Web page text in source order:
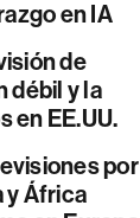
en IA
de
débil y la
en EE.UU.
por
y África